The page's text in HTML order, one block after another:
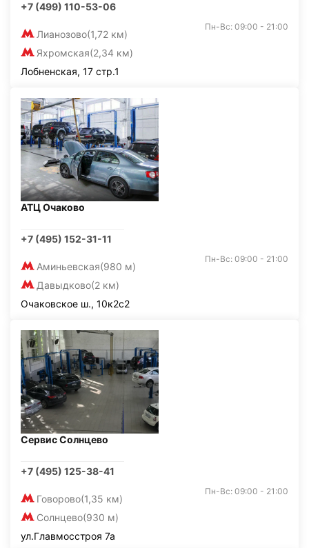
+7 (499) 110-53-06
Лианозово(1,72 км)
Яхромская(2,34 км)
Пн-Вс: 09:00 - 21:00
Лобненская, 17 стр.1
АТЦ Очаково
+7 (495) 152-31-11
Аминьевская(980 м)
Давыдково(2 км)
Пн-Вс: 09:00 - 21:00
Очаковское ш., 10к2с2
Сервис Солнцево
+7 (495) 125-38-41
Говорово(1,35 км)
Солнцево(930 м)
Пн-Вс: 09:00 - 21:00
ул.Главмосстроя 7а